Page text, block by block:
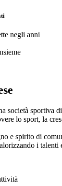
negli anni
società sportiva
lo sport, la
e spirito di
i